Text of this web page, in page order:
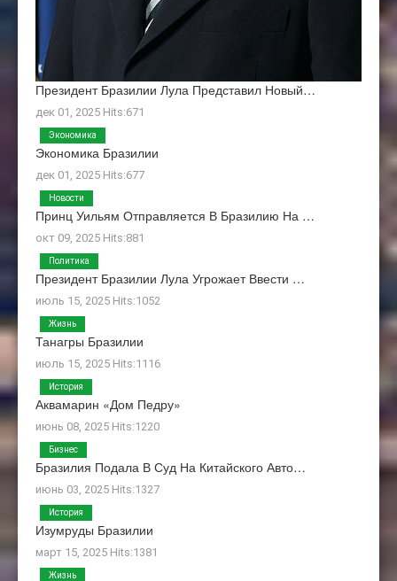
Президент Бразилии Лула Представил Новый…
дек 01, 2025 Hits:671
Экономика Бразилии
дек 01, 2025 Hits:677
Экономика
Принц Уильям Отправляется В Бразилию На …
окт 09, 2025 Hits:881
Новости
Президент Бразилии Лула Угрожает Ввести …
июль 15, 2025 Hits:1052
Политика
Танагры Бразилии
июль 15, 2025 Hits:1116
Жизнь
Аквамарин «Дом Педру»
июнь 08, 2025 Hits:1220
История
Бразилия Подала В Суд На Китайского Авто…
июнь 03, 2025 Hits:1327
Бизнес
Изумруды Бразилии
март 15, 2025 Hits:1381
История
Жизнь